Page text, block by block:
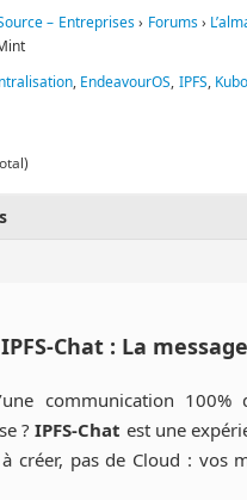
– Entreprises› Forums ›
, EndeavourOS, IPFS, Kubo
Chat : La
communication
?IPFS-Chat est une
créer, pas de Cloud : vos